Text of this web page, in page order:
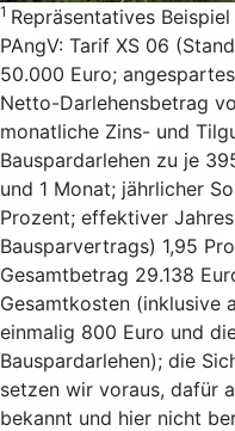
1 Repräsentatives
PAngV: Tarif XS 06
50.000 Euro;
Netto-Darlehensbetrag
monatliche Zins- und
Bauspardarlehen zu je
und 1 Monat; jährlicher
Prozent; effektiver
Bausparvertrags) 1,95
Gesamtbetrag 29.138
Gesamtkosten (inklusive
einmalig 800 Euro und
Bauspardarlehen); die
setzen wir voraus, dafür
bekannt und hier nicht